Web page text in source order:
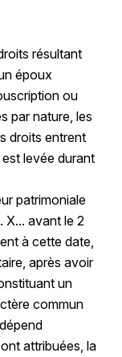
résultant
époux
ou
par nature, les
droits entrent
levée durant
patrimoniale
X... avant le 2
à cette date,
après avoir
un
commun
attribuées, la